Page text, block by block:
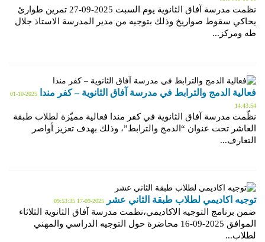
نظمت مدرسة آفاق الثانوية يوم السبت 2025-09-27 تمرين طوارئ
يحاكي سقوط صواريخ وذلك بتوجيه من مدير المدرسة الاستاذ جلال
طه ومركز...
فعالية الدمج والترابط في مدرسة آفاق الثانوية – كفر مندا
2025-10-01
14:43:54
نظّمت مدرسة آفاق الثانوية في كفر مندا فعالية مميّزة لطلاب طبقة
العاشر تحت عنوان “الدمج والترابط”، وذلك بهدف تعزيز أواصر
التعارف...
توجيه اكاديمي لطلاب طبقة الثاني عشر 2025-09-17 09:53:35
ضمن برنامج التوجيه الاكاديمي،نظمت مدرسة آفاق الثانوية الثلاثاء
الموافق 2025-09-16 محاضرة حول التوجيه الدراسي والمهني
لطلاب...